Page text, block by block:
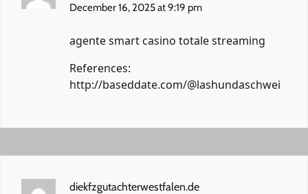
December 16, 2025 at 9:19 pm
agente smart casino totale streaming
References:
http://baseddate.com/@lashundaschwei
diekfzgutachterwestfalen.de